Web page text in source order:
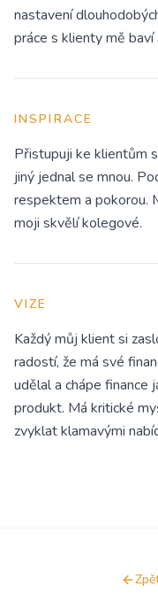
nastavení
práce s klienty mě baví
INSPIRACE
Přistupuji ke klientům
jiný jednal se mnou.
respektem a pokorou.
moji skvělí kolegové.
VIZE
Každý můj klient si
radostí, že má své
udělal a chápe finance
produkt. Má kritické
zvyklat klamavými